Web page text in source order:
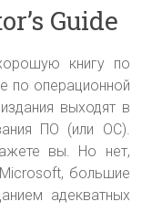
Guide
книгу по
по операционной
выходят в
ПО (или ОС).
вы. Но нет,
большие
адекватных